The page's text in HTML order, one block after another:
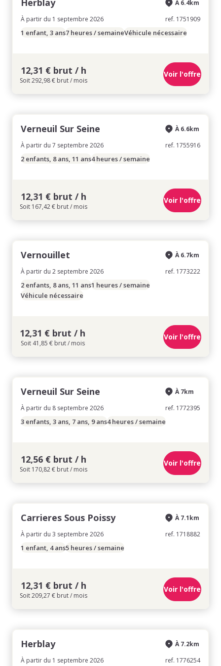
Herblay
À partir du 1 septembre 2026
À 6.4km
ref. 1751909
1 enfant, 3 ans7 heures / semaineVéhicule nécessaire
12,31 € brut / h
Soit 292,98 € brut / mois
Voir l'offre
Verneuil Sur Seine
À partir du 7 septembre 2026
À 6.6km
ref. 1755916
2 enfants, 8 ans, 11 ans4 heures / semaine
12,31 € brut / h
Soit 167,42 € brut / mois
Voir l'offre
Vernouillet
À partir du 2 septembre 2026
À 6.7km
ref. 1773222
2 enfants, 8 ans, 11 ans1 heures / semaine
Véhicule nécessaire
12,31 € brut / h
Soit 41,85 € brut / mois
Voir l'offre
Verneuil Sur Seine
À partir du 8 septembre 2026
À 7km
ref. 1772395
3 enfants, 3 ans, 7 ans, 9 ans4 heures / semaine
12,56 € brut / h
Soit 170,82 € brut / mois
Voir l'offre
Carrieres Sous Poissy
À partir du 3 septembre 2026
À 7.1km
ref. 1718882
1 enfant, 4 ans5 heures / semaine
12,31 € brut / h
Soit 209,27 € brut / mois
Voir l'offre
Herblay
À partir du 1 septembre 2026
À 7.2km
ref. 1776254